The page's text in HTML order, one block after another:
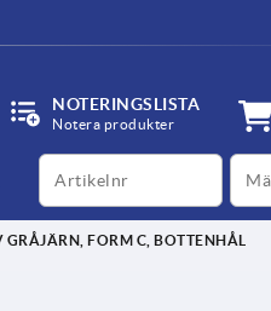
NOTERINGSLISTA
Notera produkter
productCode qty
FORM C, BOTTENHÅL